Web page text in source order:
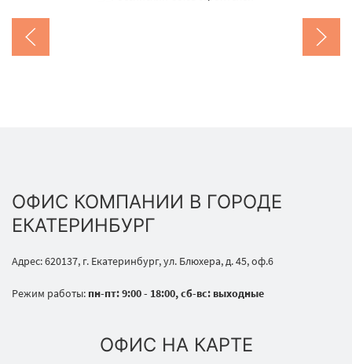
ОФИС КОМПАНИИ В ГОРОДЕ
ЕКАТЕРИНБУРГ
Адрес: 620137, г. Екатеринбург, ул. Блюхера, д. 45, оф.6
Режим работы: пн-пт: 9:00 - 18:00, сб-вс: выходные
ОФИС НА КАРТЕ